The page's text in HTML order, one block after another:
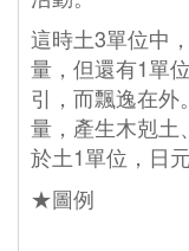
這時土3單位中
量，但還有1單
引，而飄逸在外
量，產生木剋土
於土1單位，日元
★圖例